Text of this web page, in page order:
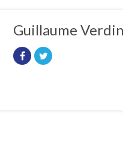
Guillaume